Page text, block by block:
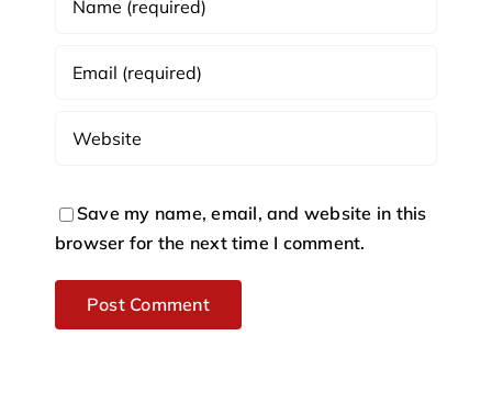
Save my name, email, and website in this
browser for the next time I comment.